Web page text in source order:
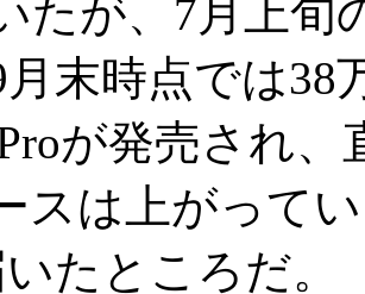
たが、7月上旬
末時点では38
が発売され
スは上がって
たところだ。